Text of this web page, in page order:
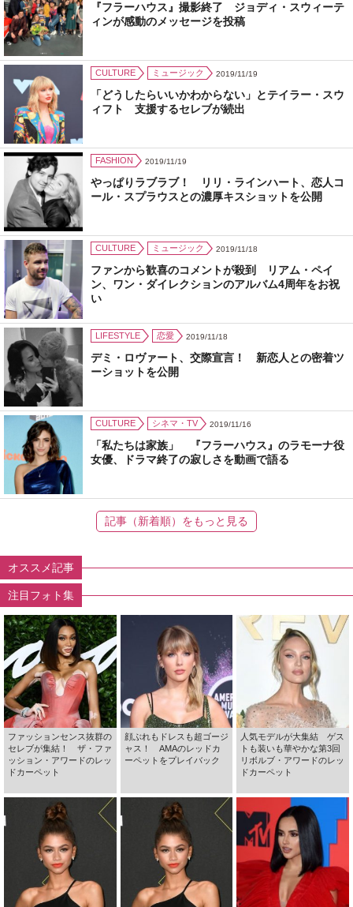
『フラーハウス』撮影終了 ジョディ・スウィーテ
ィンが感動のメッセージを投稿
CULTURE ミュージック 2019/11/19
「どうしたらいいかわからない」とテイラー・スウ
ィフト 支援するセレブが続出
FASHION 2019/11/19
やっぱりラブラブ！ リリ・ラインハート、恋人コ
ール・スプラウスとの濃厚キスショットを公開
CULTURE ミュージック 2019/11/18
ファンから歓喜のコメントが殺到 リアム・ペイ
ン、ワン・ダイレクションのアルバム4周年をお祝
い
LIFESTYLE 恋愛 2019/11/18
デミ・ロヴァート、交際宣言！ 新恋人との密着ツ
ーショットを公開
CULTURE シネマ・TV 2019/11/16
「私たちは家族」 『フラーハウス』のラモーナ役
女優、ドラマ終了の寂しさを動画で語る
記事（新着順）をもっと見る
オススメ記事
注目フォト集
ファッションセンス抜群の
セレブが集結！ ザ・ファ
ッション・アワードのレッ
ドカーペット
顔ぶれもドレスも超ゴージ
ャス！ AMAのレッドカ
ーペットをプレイバック
人気モデルが大集結 ゲス
トも装いも華やかな第3回
リボルブ・アワードのレッ
ドカーペット